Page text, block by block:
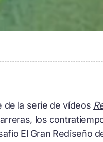
de la serie de vídeos
los
El Gran Rediseño